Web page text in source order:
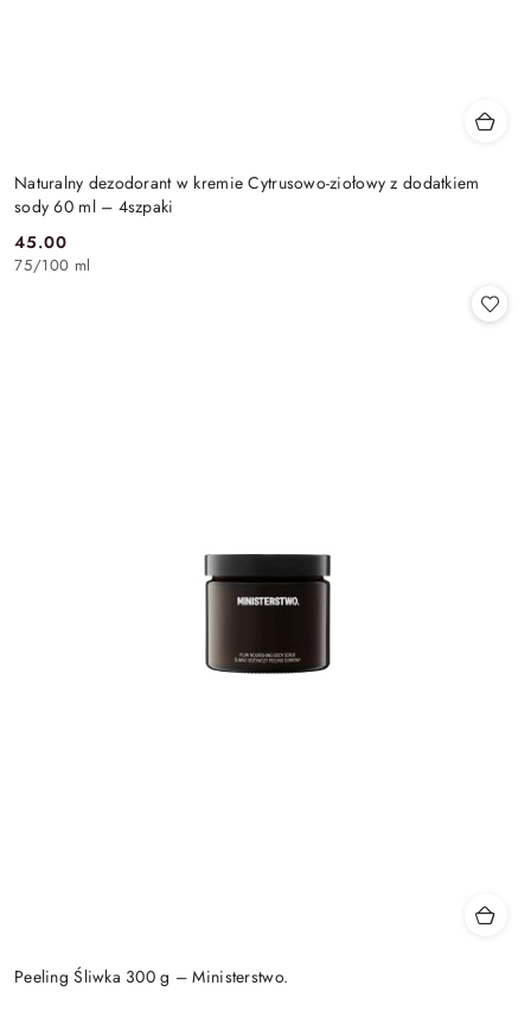
Naturalny dezodorant w kremie Cytrusowo-ziołowy z dodatkiem
sody 60 ml – 4szpaki
Cena:
45.00
75/100 ml
Peeling Śliwka 300 g – Ministerstwo.